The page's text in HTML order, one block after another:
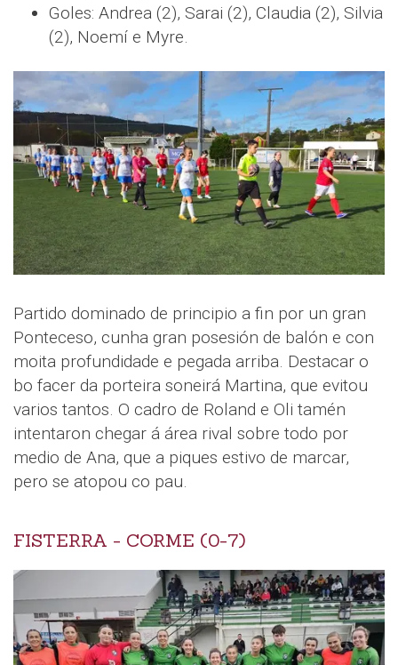
Goles: Andrea (2), Sarai (2), Claudia (2), Silvia
(2), Noemí e Myre.
Partido dominado de principio a fin por un gran
Ponteceso, cunha gran posesión de balón e con
moita profundidade e pegada arriba. Destacar o
bo facer da porteira soneirá Martina, que evitou
varios tantos. O cadro de Roland e Oli tamén
intentaron chegar á área rival sobre todo por
medio de Ana, que a piques estivo de marcar,
pero se atopou co pau.
FISTERRA - CORME (0-7)